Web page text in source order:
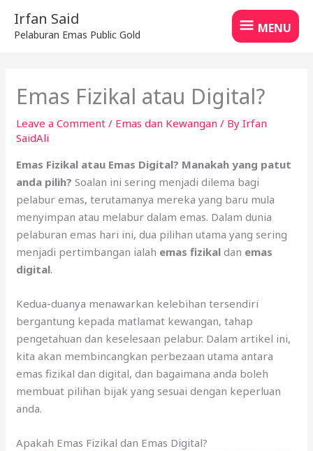
content
Irfan Said
Pelaburan Emas Public Gold
MENU
MENU
Emas Fizikal atau Digital?
Leave a Comment / Emas dan Kewangan / ByIrfan
SaidAli
Emas Fizikal atau Emas Digital? Manakah yang patut
anda pilih? Soalan ini sering menjadi dilema bagi
pelabur emas, terutamanya mereka yang baru mula
menyimpan atau melabur dalam emas. Dalam dunia
pelaburan emas hari ini, dua pilihan utama yang sering
menjadi pertimbangan ialah emas fizikal dan emas
digital.
Kedua-duanya menawarkan kelebihan tersendiri
bergantung kepada matlamat kewangan, tahap
pengetahuan dan keselesaan pelabur. Dalam artikel ini,
kita akan membincangkan perbezaan utama antara
emas fizikal dan digital, dan bagaimana anda boleh
membuat pilihan bijak yang sesuai dengan keperluan
anda.
Apakah Emas Fizikal dan Emas Digital?